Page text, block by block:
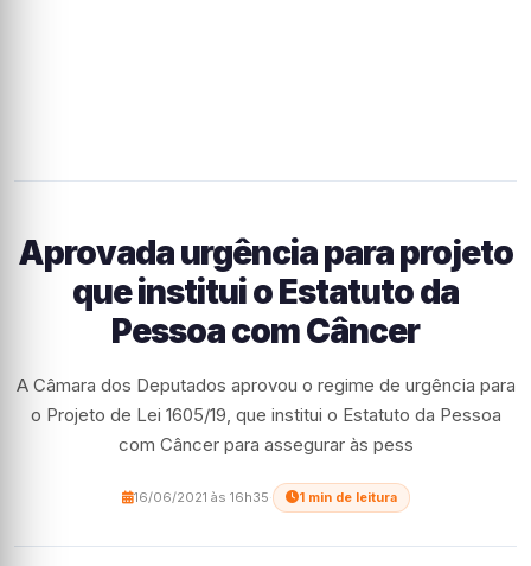
Aprovada urgência para projeto
que institui o Estatuto da
Pessoa com Câncer
A Câmara dos Deputados aprovou o regime de urgência para
o Projeto de Lei 1605/19, que institui o Estatuto da Pessoa
com Câncer para assegurar às pess
16/06/2021 às 16h35 1 min de leitura